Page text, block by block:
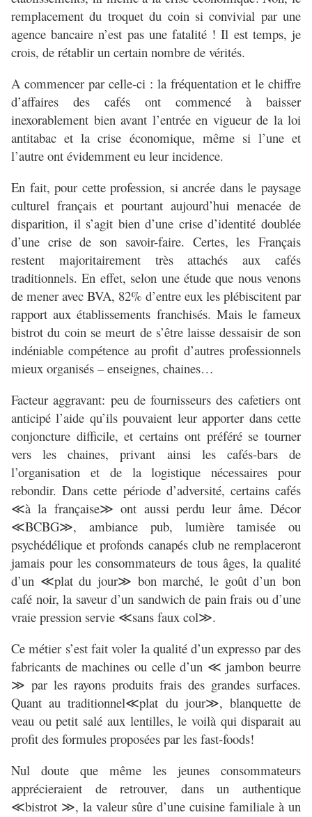
remplacement du troquet du coin si convivial par une
agence bancaire n’est pas une fatalité ! Il est temps, je
crois, de rétablir un certain nombre de vérités.
A commencer par celle-ci : la fréquentation et le chiffre
d’affaires des cafés ont commencé à baisser
inexorablement bien avant l’entrée en vigueur de la loi
antitabac et la crise économique, même si l’une et
l’autre ont évidemment eu leur incidence.
En fait, pour cette profession, si ancrée dans le paysage
culturel français et pourtant aujourd’hui menacée de
disparition, il s’agit bien d’une crise d’identité doublée
d’une crise de son savoir-faire. Certes, les Français
restent majoritairement très attachés aux cafés
traditionnels. En effet, selon une étude que nous venons
de mener avec BVA, 82% d’entre eux les plébiscitent par
rapport aux établissements franchisés. Mais le fameux
bistrot du coin se meurt de s’être laisse dessaisir de son
indéniable compétence au profit d’autres professionnels
mieux organisés – enseignes, chaines…
Facteur aggravant: peu de fournisseurs des cafetiers ont
anticipé l’aide qu’ils pouvaient leur apporter dans cette
conjoncture difficile, et certains ont préféré se tourner
vers les chaines, privant ainsi les cafés-bars de
l’organisation et de la logistique nécessaires pour
rebondir. Dans cette période d’adversité, certains cafés
≪à lafrançaise≫ ont aussi perdu leur âme. Décor
≪BCBG≫, ambiance pub, lumière tamisée ou
psychédélique et profonds canapés club ne remplaceront
jamais pour les consommateurs de tous âges, la qualité
d’un ≪plat du jour≫ bon marché, le goût d’un bon
café noir, la saveur d’un sandwich de pain frais ou d’une
vraie pression servie ≪sans faux col≫.
Ce métier s’est fait voler la qualité d’un expresso par des
fabricants de machines ou celle d’un ≪ jambon beurre
≫ par les rayons produits frais des grandes surfaces.
Quant au traditionnel≪plat du jour≫, blanquette de
veau ou petit salé aux lentilles, le voilà qui disparait au
profit des formules proposées par les fast-foods!
Nul doute que même les jeunes consommateurs
apprécieraient de retrouver, dans un authentique
≪bistrot ≫, la valeur sûre d’une cuisine familiale à un